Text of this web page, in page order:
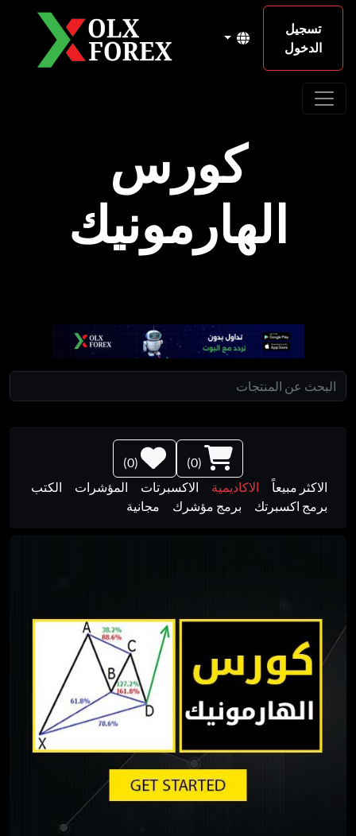
تسجيل
الدخول
كورس
الهارمونيك
(
0
)
(
0
)
الاكثر مبيعاً
الاكاديمية الاكسبرتات المؤشرات
الكتب
برمج اكسبرتك
برمج مؤشرك مجانية